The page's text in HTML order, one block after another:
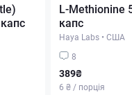
L-Methionine
капс
Haya Labs • США
8
389₴
6 ₴ / порція